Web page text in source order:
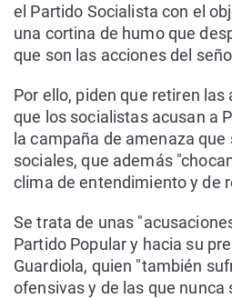
el Partido Socialista con el
una cortina de humo que
que son las acciones del
Por ello, piden que retiren
que los socialistas acusan a
la campaña de amenaza
sociales, que además
clima de entendimiento y de
Se trata de unas
Partido Popular y hacia su
Guardiola, quien "también
ofensivas y de las que nunca